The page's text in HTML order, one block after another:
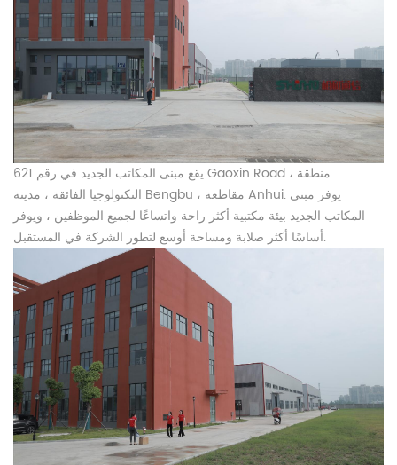
يقع مبنى المكاتب الجديد في رقم 621 Gaoxin Road ، منطقة
التكنولوجيا الفائقة ، مدينة Bengbu ، مقاطعة Anhui. يوفر مبنى
المكاتب الجديد بيئة مكتبية أكثر راحة واتساعًا لجميع الموظفين ، ويوفر
أساسًا أكثر صلابة ومساحة أوسع لتطور الشركة في المستقبل.